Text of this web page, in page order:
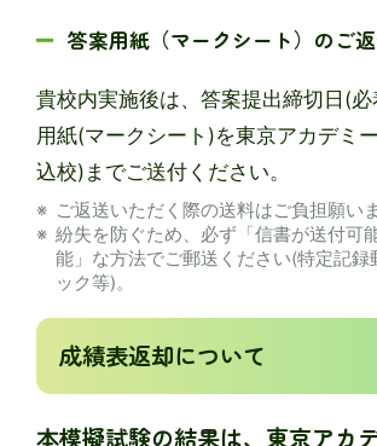
答案用紙（マークシート）のご
貴校内実施後は、答案提出締切日(
用紙(マークシート)を東京アカデミ
込校)までご送付ください。
ご返送いただく際の送料はご負担願いま
紛失を防ぐため、必ず「信書が送付可
能」な方法でご郵送ください(特定記録
ック等)。
成績表返却について
本模擬試験の結果は、東京アカ